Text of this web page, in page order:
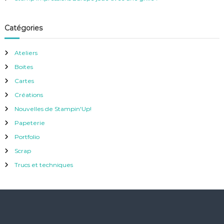
Catégories
Ateliers
Boites
Cartes
Créations
Nouvelles de Stampin'Up!
Papeterie
Portfolio
Scrap
Trucs et techniques